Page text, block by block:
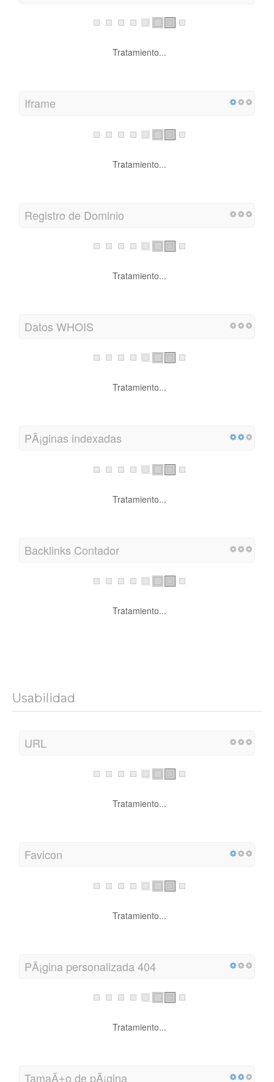
Tratamiento...
Iframe
Tratamiento...
Registro de Dominio
Tratamiento...
Datos WHOIS
Tratamiento...
PÃ¡ginas indexadas
Tratamiento...
Backlinks Contador
Tratamiento...
Usabilidad
URL
Tratamiento...
Favicon
Tratamiento...
PÃ¡gina personalizada 404
Tratamiento...
TamaÃ±o de pÃ¡gina